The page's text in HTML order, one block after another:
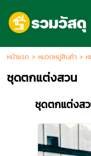
หน้าแรก > หมวดหมู่สินค้า>
ชุดตกแต่งสวน
ชุดตกแต่งส